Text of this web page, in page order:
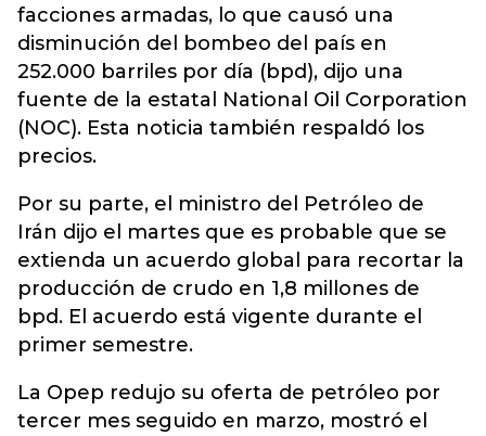
facciones armadas, lo que causó una
disminución del bombeo del país en
252.000 barriles por día (bpd), dijo una
fuente de la estatal National Oil Corporation
(NOC). Esta noticia también respaldó los
precios.
Por su parte, el ministro del Petróleo de
Irán dijo el martes que es probable que se
extienda un acuerdo global para recortar la
producción de crudo en 1,8 millones de
bpd. El acuerdo está vigente durante el
primer semestre.
La Opep redujo su oferta de petróleo por
tercer mes seguido en marzo, mostró el